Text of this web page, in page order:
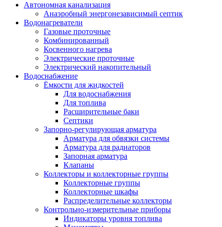
Автономная канализация
Анаэробный энергонезависимый септик
Водонагреватели
Газовые проточные
Комбинированный
Косвенного нагрева
Электрические проточные
Электрический накопительный
Водоснабжение
Ёмкости для жидкостей
Для водоснабжения
Для топлива
Расширительные баки
Септики
Запорно-регулирующая арматура
Арматура для обвязки системы
Арматура для радиаторов
Запорная арматура
Клапаны
Коллекторы и коллекторные группы
Коллекторные группы
Коллекторные шкафы
Распределительные коллекторы
Контрольно-измерительные приборы
Индикаторы уровня топлива